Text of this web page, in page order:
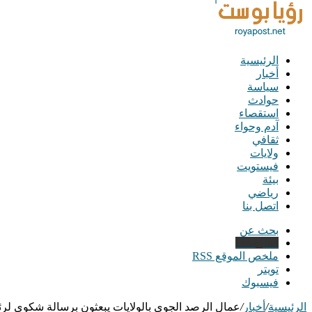
الرئيسية
أخبار
سياسة
حوادث
استقصاء
آدم وحواء
ثقافي
ولايات
فيستويت
بيئة
رياضي
اتصل بنا
بحث عن
ملخص الموقع RSS
تويتر
فيسبوك
الرئيسية/ أخبار/عمال الرصد الجوي بالولايات يبعثون برسالة شكوى